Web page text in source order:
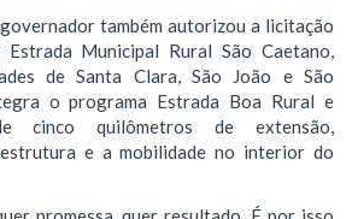
também autorizou a licitação
Estrada Municipal Rural São Caetano,
de Santa Clara, São João e São
o programa Estrada Boa Rural e
cinco quilômetros de extensão,
e a mobilidade no interior do